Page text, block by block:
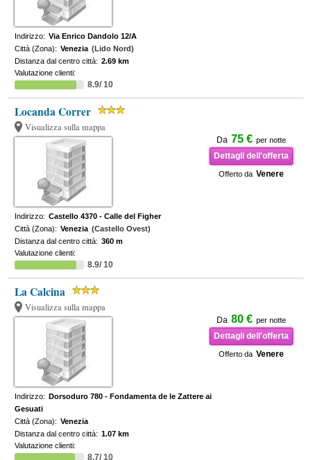
Indirizzo: Via Enrico Dandolo 12/A
Città (Zona): Venezia (Lido Nord)
Distanza dal centro città: 2.69 km
Valutazione clienti:
8.9/ 10
Locanda Correr
Visualizza sulla mappa
Da 75 € per notte
Dettagli dell'offerta
Offerto da Venere
Indirizzo: Castello 4370 - Calle del Figher
Città (Zona): Venezia (Castello Ovest)
Distanza dal centro città: 360 m
Valutazione clienti:
8.9/ 10
La Calcina
Visualizza sulla mappa
Da 80 € per notte
Dettagli dell'offerta
Offerto da Venere
Indirizzo: Dorsoduro 780 - Fondamenta de le Zattere ai
Gesuati
Città (Zona): Venezia
Distanza dal centro città: 1.07 km
Valutazione clienti:
8.7/ 10